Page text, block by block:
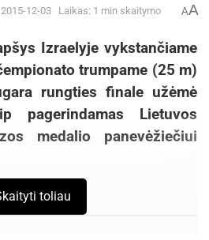
2015-12-03 Laikas: 1 min skaitymo AA
Izraelyje vykstančiame
trumpame (25 m)
rungties finale užėmė
pagerindamas Lietuvos
medalio panevėžiečiui
toliau